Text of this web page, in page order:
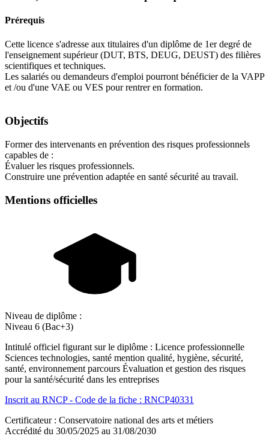
Prérequis
Cette licence s'adresse aux titulaires d'un diplôme de 1er degré de
l'enseignement supérieur (DUT, BTS, DEUG, DEUST) des filières
scientifiques et techniques.
Les salariés ou demandeurs d'emploi pourront bénéficier de la VAPP
et /ou d'une VAE ou VES pour rentrer en formation.
Objectifs
Former des intervenants en prévention des risques professionnels
capables de :
Évaluer les risques professionnels.
Construire une prévention adaptée en santé sécurité au travail.
Mentions officielles
Niveau de diplôme :
Niveau 6 (Bac+3)
Intitulé officiel figurant sur le diplôme : Licence professionnelle
Sciences technologies, santé mention qualité, hygiène, sécurité,
santé, environnement parcours Évaluation et gestion des risques
pour la santé/sécurité dans les entreprises
Inscrit au RNCP - Code de la fiche : RNCP40331
Certificateur : Conservatoire national des arts et métiers
Accrédité du 30/05/2025 au 31/08/2030